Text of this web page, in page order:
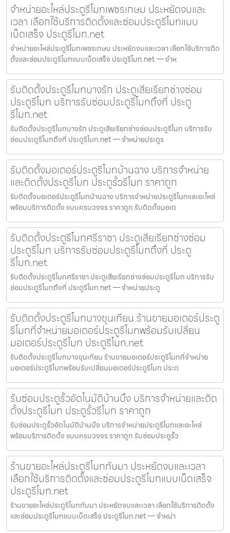
จำหน่ายอะไหล่ประตูรีโมทเพชรเกษม ประหยัดงบและ
เวลา เลือกใช้บริการติดตั้งและซ่อมประตูรีโมทแบบ
เบ็ดเสร็จ ประตูรีโมท.net
จำหน่ายอะไหล่ประตูรีโมทเพชรเกษม ประหยัดงบและเวลา เลือกใช้บริการติด
ตั้งและซ่อมประตูรีโมทแบบเบ็ดเสร็จ ประตูรีโมท.net — จำห
รับติดตั้งประตูรีโมทบางรัก ประตูเสียเรียกช่างซ่อม
ประตูรีโมท บริการรับซ่อมประตูรีโมทถึงที่ ประตู
รีโมท.net
รับติดตั้งประตูรีโมทบางรัก ประตูเสียเรียกช่างซ่อมประตูรีโมท บริการรับ
ซ่อมประตูรีโมทถึงที่ ประตูรีโมท.net — จำหน่ายประตูร
รับติดตั้งมอเตอร์ประตูรีโมทบ้านฉาง บริการจำหน่าย
และติดตั้งประตูรีโมท ประตูรั้วรีโมท ราคาถูก
รับติดตั้งมอเตอร์ประตูรีโมทบ้านฉาง บริการจำหน่ายประตูรีโมทและอะไหล่
พร้อมบริการติดตั้ง แบบครบวงจร ราคาถูก รับติดตั้งมอเต
รับติดตั้งประตูรีโมทศรีราชา ประตูเสียเรียกช่างซ่อม
ประตูรีโมท บริการรับซ่อมประตูรีโมทถึงที่ ประตู
รีโมท.net
รับติดตั้งประตูรีโมทศรีราชา ประตูเสียเรียกช่างซ่อมประตูรีโมท บริการรับ
ซ่อมประตูรีโมทถึงที่ ประตูรีโมท.net — จำหน่ายประตู
รับติดตั้งประตูรีโมทบางขุนเทียน ร้านขายมอเตอร์ประตู
รีโมทที่จำหน่ายมอเตอร์ประตูรีโมทพร้อมรับเปลี่ยน
มอเตอร์ประตูรีโมท ประตูรีโมท.net
รับติดตั้งประตูรีโมทบางขุนเทียน ร้านขายมอเตอร์ประตูรีโมทที่จำหน่าย
มอเตอร์ประตูรีโมทพร้อมรับเปลี่ยนมอเตอร์ประตูรีโมท ประต
รับซ่อมประตูรั้วอัตโนมัติบ้านบึง บริการจำหน่ายและติด
ตั้งประตูรีโมท ประตูรั้วรีโมท ราคาถูก
รับซ่อมประตูรั้วอัตโนมัติบ้านบึง บริการจำหน่ายประตูรีโมทและอะไหล่
พร้อมบริการติดตั้ง แบบครบวงจร ราคาถูก รับซ่อมประตูรั้ว
ร้านขายอะไหล่ประตูรีโมททับมา ประหยัดงบและเวลา
เลือกใช้บริการติดตั้งและซ่อมประตูรีโมทแบบเบ็ดเสร็จ
ประตูรีโมท.net
ร้านขายอะไหล่ประตูรีโมททับมา ประหยัดงบและเวลา เลือกใช้บริการติดตั้ง
และซ่อมประตูรีโมทแบบเบ็ดเสร็จ ประตูรีโมท.net — จำหน่า